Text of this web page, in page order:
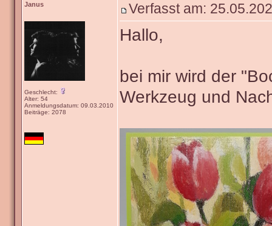
Janus
Geschlecht:
Alter: 54
Anmeldungsdatum: 09.03.2010
Beiträge: 2078
Verfasst am:
Hallo,
bei mir wird der
Werkzeug und